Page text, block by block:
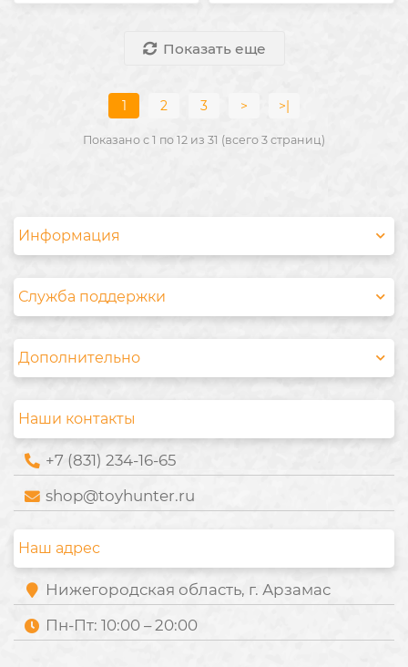
Показать еще
1 2 3 > >|
Показано с 1 по 12 из 31 (всего 3 страниц)
Информация
Служба поддержки
Дополнительно
Наши контакты
+7 (831) 234-16-65
shop@toyhunter.ru
Наш адрес
Нижегородская область, г. Арзамас
Пн-Пт: 10:00 – 20:00